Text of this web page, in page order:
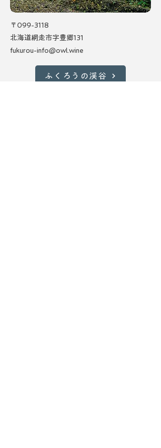
〒099-3118
北海道網走市字豊郷131
fukurou-info@owl.wine
ふくろうの渓谷